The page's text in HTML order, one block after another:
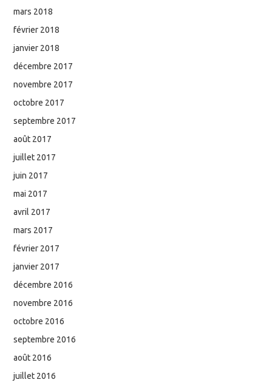
mars 2018
février 2018
janvier 2018
décembre 2017
novembre 2017
octobre 2017
septembre 2017
août 2017
juillet 2017
juin 2017
mai 2017
avril 2017
mars 2017
février 2017
janvier 2017
décembre 2016
novembre 2016
octobre 2016
septembre 2016
août 2016
juillet 2016